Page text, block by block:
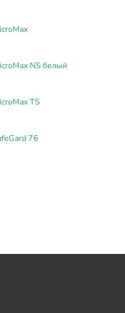
NS белый
TS
76